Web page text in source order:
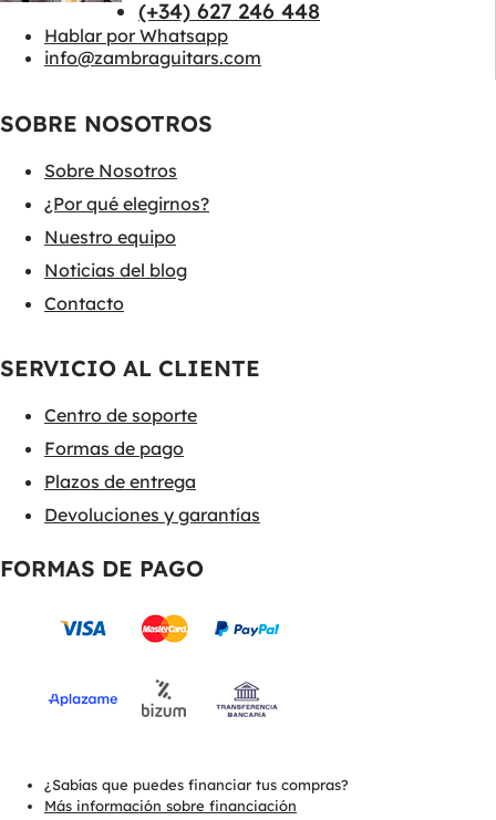
(+34) 627 246 448
Hablar por Whatsapp
info@zambraguitars.com
SOBRE NOSOTROS
Sobre Nosotros
¿Por qué elegirnos?
Nuestro equipo
Noticias del blog
Contacto
SERVICIO AL CLIENTE
Centro de soporte
Formas de pago
Plazos de entrega
Devoluciones y garantías
FORMAS DE PAGO
¿Sabías que puedes financiar tus compras?
Más información sobre financiación